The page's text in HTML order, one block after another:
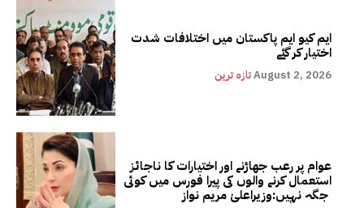
ایم کیو ایم پاکستان میں اختلافات شدت
اختیار کر گئے
تازہ ترینAugust 2, 2026
عوام پر رعب جھاڑنے اور اختیارات کا ناجائز
استعمال کرنے والوں کی پیرا فورس میں کوئی